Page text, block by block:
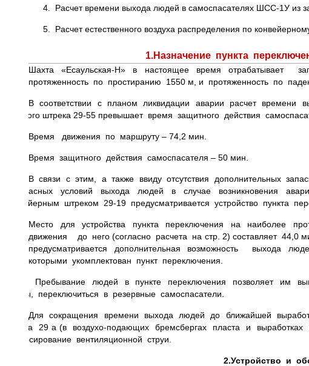
4. Расчет времени выхода людей в самоспасателях ШСС-1У из
5. Расчет естественного воздуха распределения по
1.Назначение пункта
Шахта «Есаульская-Н» в настоящее время отрабатывает
протяженность по простиранию 1550 м, и протяженность по
В соответствии с планом ликвидации аварии расчет времени
путевого штрека 29-55 превышает время защитного действия
Время движения по маршруту – 74,2 мин.
Время защитного действия самоспасателя – 50 мин.
В связи с этим, а также ввиду отсутствия дополнительных
безопасных условий выхода людей в случае возникновения
конвейерным штреком 29-19 предусматривается устройство пункта
Место для устройства пункта переключения на наиболее
движения до него (согласно расчета на стр. 2) составляет
предусматривается дополнительная возможность выхода
которыми укомплектован пункт переключения.
Пребывание людей в пункте переключения позволяет им
шахты, переключиться в резервные самоспасатели.
Для сокращения времени выхода людей до ближайшей
пласта 29 а (в воздухо-подающих бремсбергах пласта и
реверсирование вентиляционной струи.
2.Устройство и